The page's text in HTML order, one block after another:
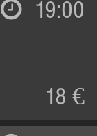
19:00
18 €